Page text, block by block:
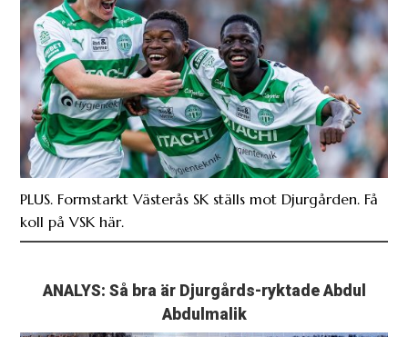
PLUS. Formstarkt Västerås SK ställs mot Djurgården. Få
koll på VSK här.
ANALYS: Så bra är Djurgårds-ryktade Abdul
Abdulmalik